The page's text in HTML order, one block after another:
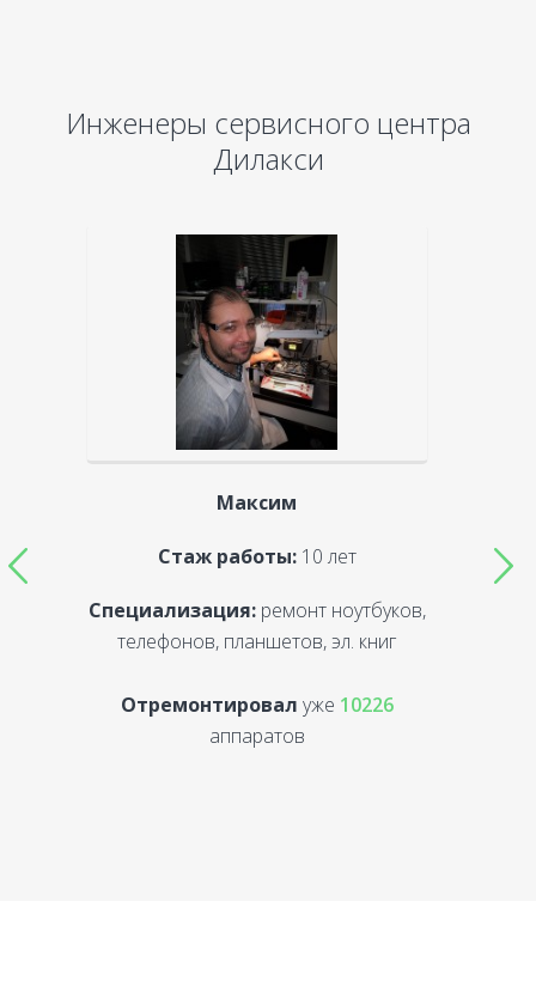
Инженеры сервисного центра
Дилакси
Максим
Стаж работы:10 лет
Специализация:ремонт ноутбуков,
телефонов, планшетов, эл. книг
Отремонтировал уже 10226
аппаратов